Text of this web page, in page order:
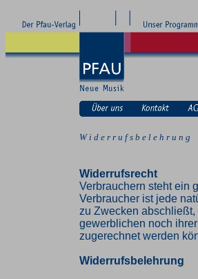
W i d e r r u f s b e l e h r u n g
Widerrufsrecht
Verbrauchern steht ein
Verbraucher ist jede
zu Zwecken
gewerblichen noch
zugerechnet werden
Widerrufsbelehrung